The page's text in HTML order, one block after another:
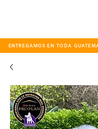
ENTREGAMOS EN TODA